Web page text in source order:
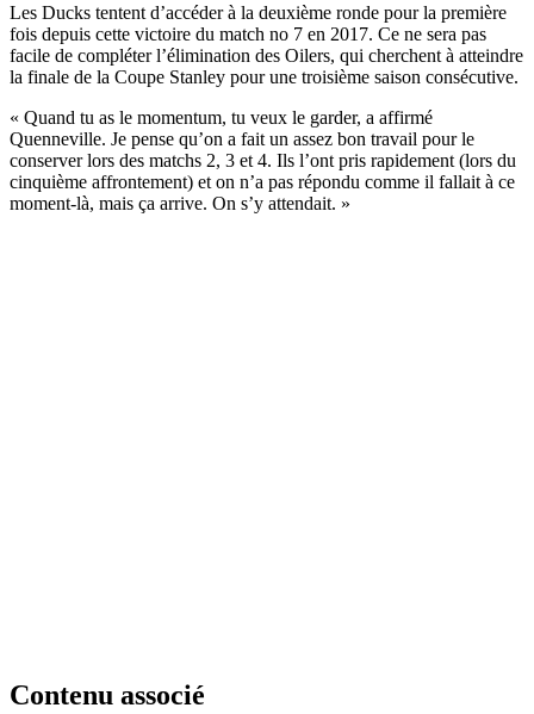
Les Ducks tentent d’accéder à la deuxième ronde pour la première
fois depuis cette victoire du match no 7 en 2017. Ce ne sera pas
facile de compléter l’élimination des Oilers, qui cherchent à atteindre
la finale de la Coupe Stanley pour une troisième saison consécutive.
« Quand tu as le momentum, tu veux le garder, a affirmé
Quenneville. Je pense qu’on a fait un assez bon travail pour le
conserver lors des matchs 2, 3 et 4. Ils l’ont pris rapidement (lors du
cinquième affrontement) et on n’a pas répondu comme il fallait à ce
moment-là, mais ça arrive. On s’y attendait. »
Contenu associé